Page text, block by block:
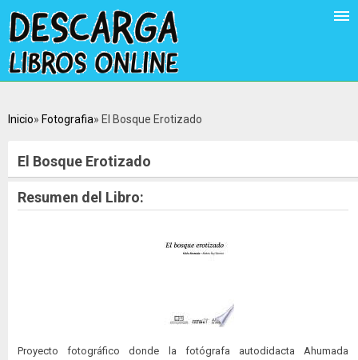
Inicio Fotografia El Bosque Erotizado
El Bosque Erotizado
Resumen del Libro:
Proyecto fotográfico donde la fotógrafa autodidacta Ahumada